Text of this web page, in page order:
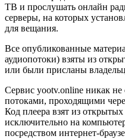
ТВ и прослушать онлайн
серверы, на которых
для вещания.
Все опубликованные
аудиопотоки) взяты из
или были присланы
Сервис yootv.online никак не
потоками, проходящими
Код плеера взят из
исключительно на
посредством интернет-